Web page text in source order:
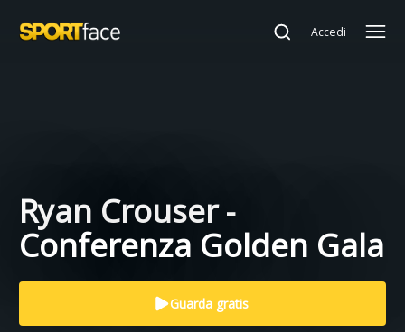
Accedi
Ryan Crouser -
Conferenza Golden Gala
Guarda gratis